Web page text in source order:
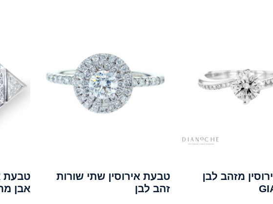
מזהב לבן
טבעת אירוסין שתי שורות
זהב לבן
טבעת
אבן